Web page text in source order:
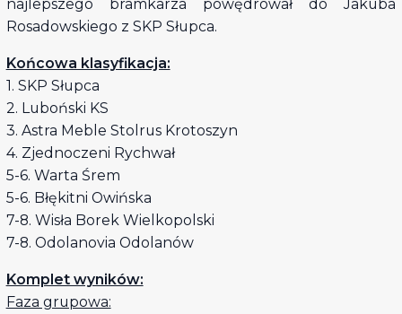
najlepszego bramkarza powędrował do Jakuba
Rosadowskiego z SKP Słupca.
Końcowa klasyfikacja:
1. SKP Słupca
2. Luboński KS
3. Astra Meble Stolrus Krotoszyn
4. Zjednoczeni Rychwał
5-6. Warta Śrem
5-6. Błękitni Owińska
7-8. Wisła Borek Wielkopolski
7-8. Odolanovia Odolanów
Komplet wyników:
Faza grupowa: